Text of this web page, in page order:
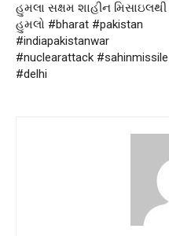
હુમલા સક્ષમ શાહીન મિસાઇલથી
હુમલો #bharat #pakistan
#indiapakistanwar
#nuclearattack #sahinmissile
#delhi